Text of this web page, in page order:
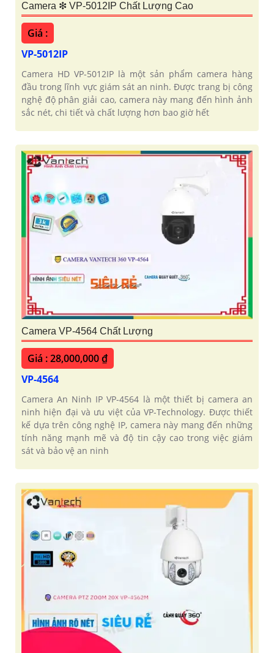
Camera ❇ VP-5012IP Chất Lượng Cao
Giá :
VP-5012IP
Camera HD VP-5012IP là một sản phẩm camera hàng
đầu trong lĩnh vực giám sát an ninh. Được trang bị công
nghệ độ phân giải cao, camera này mang đến hình ảnh
sắc nét, chi tiết và chất lượng hơn bao giờ hết
Camera VP-4564 Chất Lượng
Giá : 28,000,000 ₫
VP-4564
Camera An Ninh IP VP-4564 là một thiết bị camera an
ninh hiện đại và ưu việt của VP-Technology. Được thiết
kế dựa trên công nghệ IP, camera này mang đến những
tính năng mạnh mẽ và độ tin cậy cao trong việc giám
sát và bảo vệ an ninh